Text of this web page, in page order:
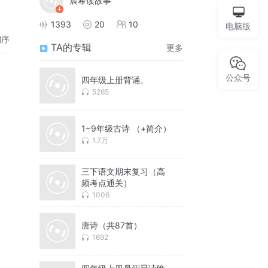
1393 20 10
TA的专辑 更多
四年级上册背诵。
5265
1~9年级古诗 （+简介）
1.7万
三下语文期末复习（高
频考点通关）
1006
唐诗（共87首）
1692
电脑版
公众号